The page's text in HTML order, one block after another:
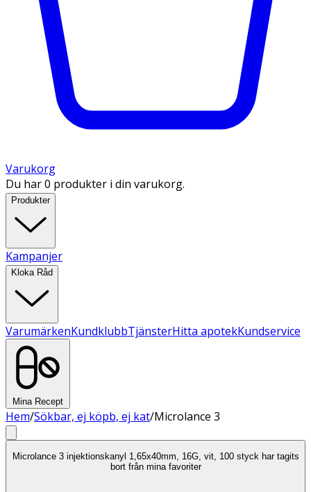
Varukorg
Du har 0 produkter i din varukorg.
Produkter
Kampanjer
Kloka Råd
VarumärkenKundklubbTjänsterHitta apotekKundservice
Mina Recept
Hem/Sökbar, ej köpb, ej kat/Microlance 3
Microlance 3 injektionskanyl 1,65x40mm, 16G, vit, 100 styck har tagits
bort från mina favoriter